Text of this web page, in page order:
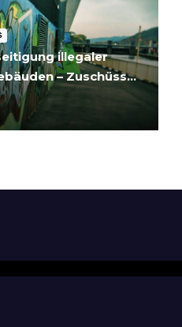
illegaler
– Zuschüsse